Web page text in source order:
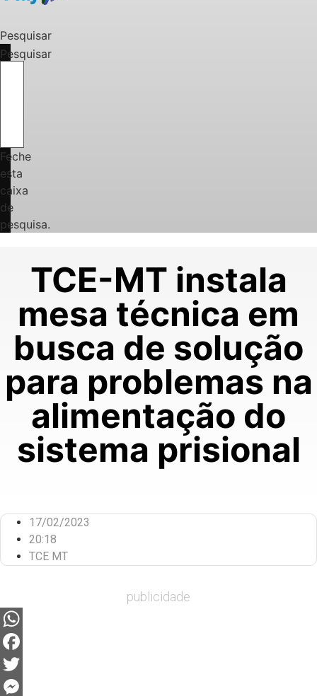
Pesquisar
Pesquisar
Feche
esta
caixa
de
pesquisa.
TCE-MT instala
mesa técnica em
busca de solução
para problemas na
alimentação do
sistema prisional
17/02/2023
20:18
TCE MT
publicidade
WhatsApp
Facebook
Twitter